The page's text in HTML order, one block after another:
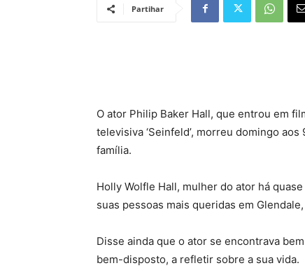
Partihar
O ator Philip Baker Hall, que entrou em
televisiva ‘Seinfeld’, morreu domingo
família.
Holly Wolfle Hall, mulher do ator há
suas pessoas mais queridas em
Disse ainda que o ator se encontrava
bem-disposto, a refletir sobre a sua vida.